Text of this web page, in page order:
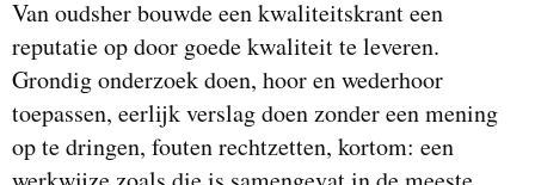
Van oudsher bouwde een kwaliteitskrant een
reputatie op door goede kwaliteit te leveren.
Grondig onderzoek doen, hoor en wederhoor
toepassen, eerlijk verslag doen zonder een mening
op te dringen, fouten rechtzetten, kortom: een